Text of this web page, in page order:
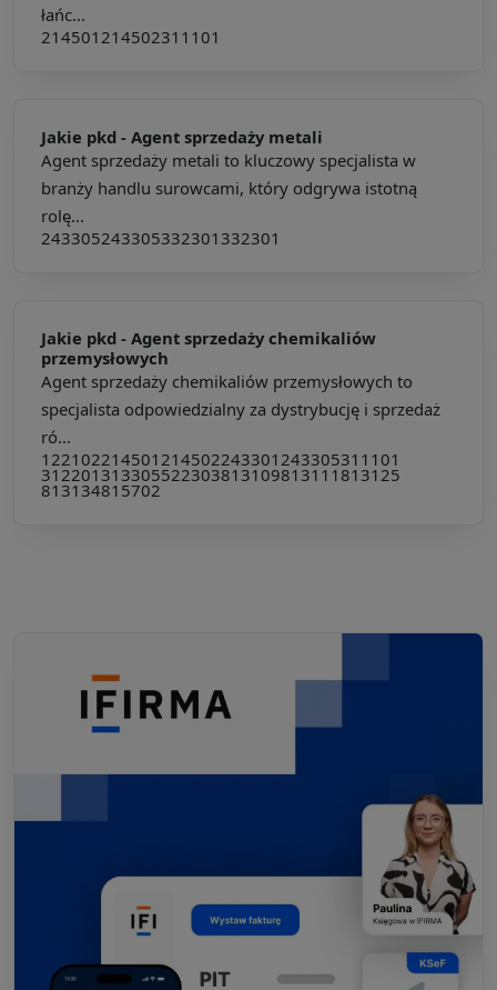
łańc...
214501 214502311101
Jakie pkd - Agent sprzedaży metali
Agent sprzedaży metali to kluczowy specjalista w
branży handlu surowcami, który odgrywa istotną
rolę...
243305243305332301332301
Jakie pkd - Agent sprzedaży chemikaliów
przemysłowych
Agent sprzedaży chemikaliów przemysłowych to
specjalista odpowiedzialny za dystrybucję i sprzedaż
ró...
122102214501 214502243301 243305311101
312201313305522303813109813111813125
813134815702